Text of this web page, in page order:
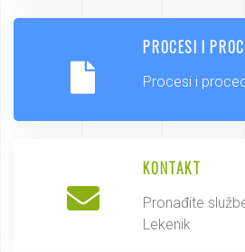
PROCESI I
Procesi i
KONTAKT
Pronađite
Lekenik